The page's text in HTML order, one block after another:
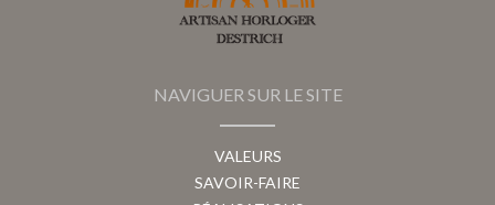
NAVIGUER SUR LE SITE
VALEURS
SAVOIR-FAIRE